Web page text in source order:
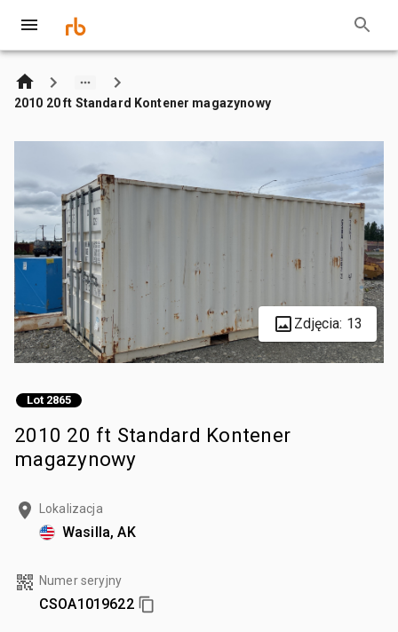
2010 20 ft Standard Kontener magazynowy
Zdjęcia: 13
Lot 2865
2010 20 ft Standard Kontener
magazynowy
Lokalizacja
Wasilla, AK
Numer seryjny
CSOA1019622